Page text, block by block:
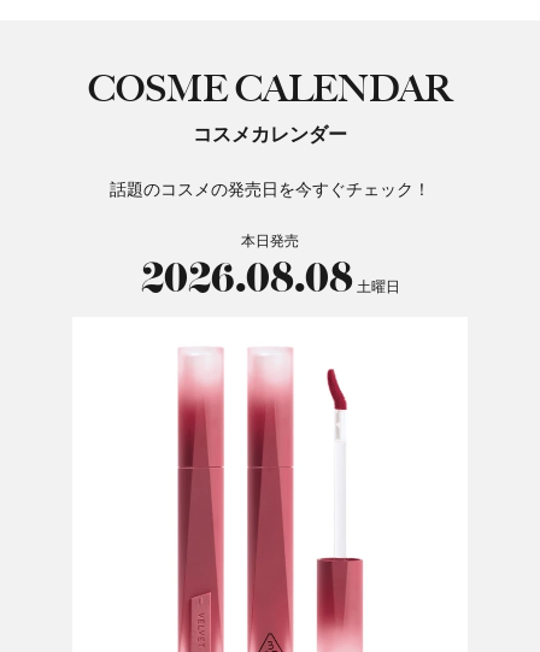
COSME CALENDAR
コスメカレンダー
話題のコスメの発売日を今すぐチェック！
本日発売
2026.08.08土曜日